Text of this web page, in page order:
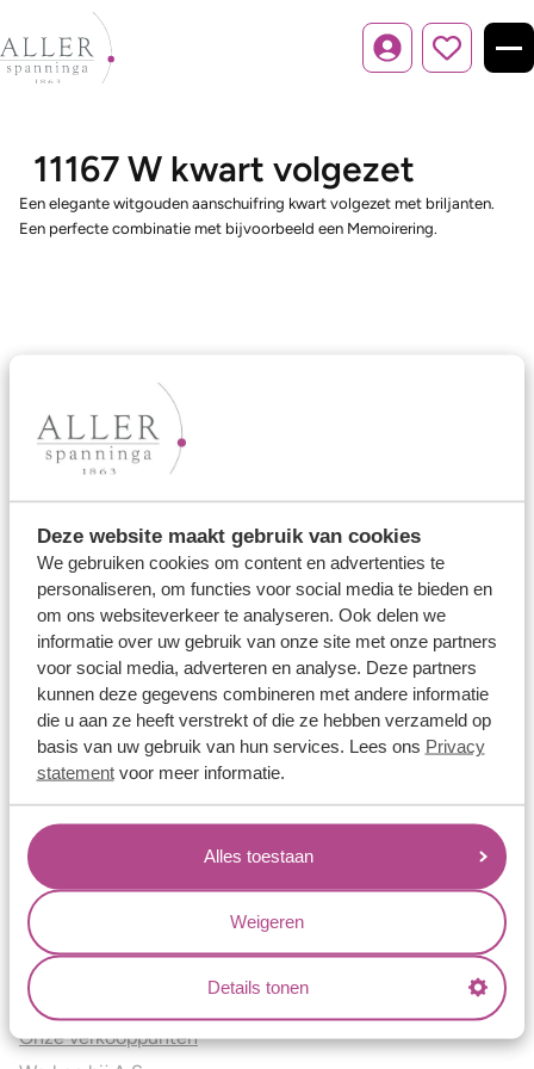
Deze website maakt gebruik van cookies
We gebruiken cookies om content en advertenties te
personaliseren, om functies voor social media te bieden en
om ons websiteverkeer te analyseren. Ook delen we
informatie over uw gebruik van onze site met onze partners
voor social media, adverteren en analyse. Deze partners
kunnen deze gegevens combineren met andere informatie
die u aan ze heeft verstrekt of die ze hebben verzameld op
basis van uw gebruik van hun services. Lees ons Privacy
statementvoor meer informatie.
Alles toestaan
Weigeren
Details tonen
Inloggen
11167 W kwart volgezet
Een elegante witgouden aanschuifring kwart volgezet met briljanten.
Een perfecte combinatie met bijvoorbeeld een Memoirering.
Ons aanbod
Trouwringen
Memoireringen
Verlovingsringen
Vriendschapsringen
Over ons
Aller Spanninga
Historie
Certificaten
Blogs
Jouw voordelen
Conflictvrije Materialen
Oneindig veel mogelijkheden
Kwaliteit
Juweliers & Contact
Onze verkooppunten